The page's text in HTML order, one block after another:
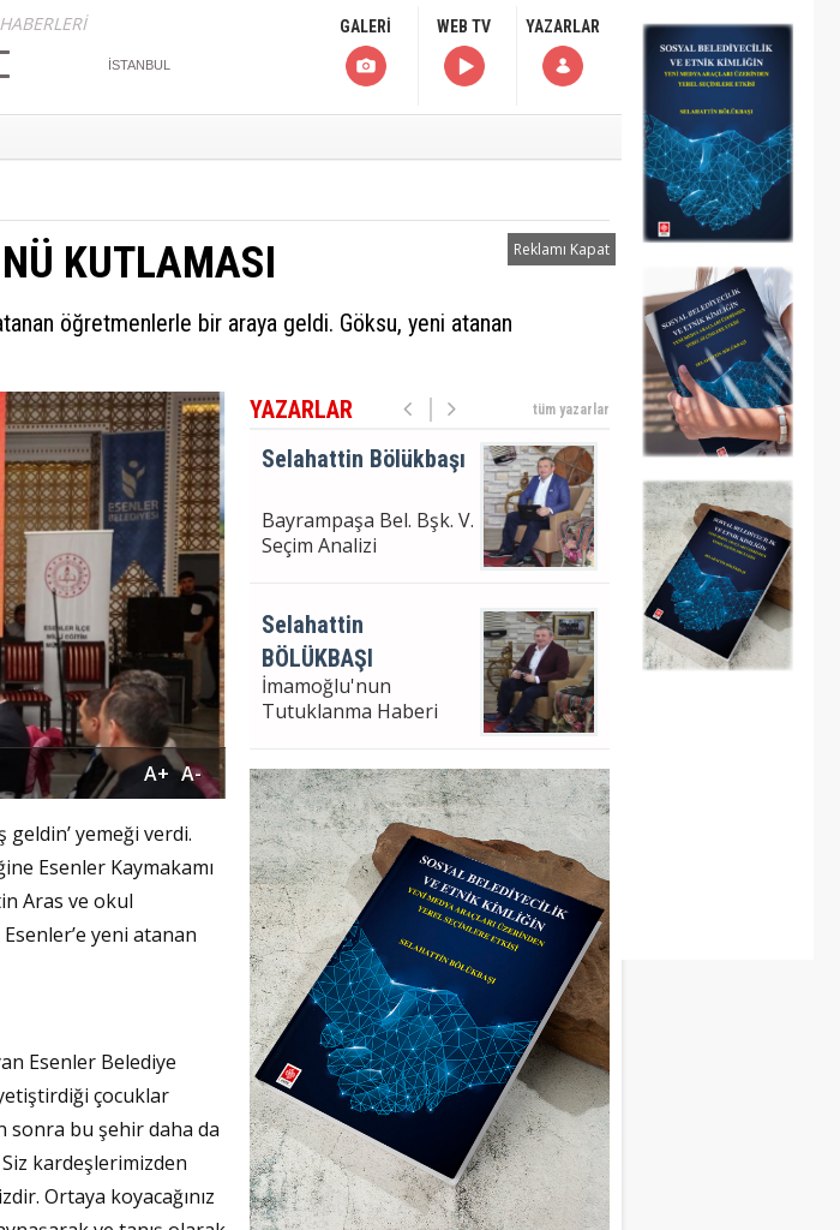
GALERİ WEB TV YAZARLAR
Reklamı Kapat
KUTLAMASI
öğretmenlerle bir araya geldi. Göksu, yeni atanan
A-
A+
geldin’ yemeği verdi.
Esenler Kaymakamı
Aras ve okul
yeni atanan
Esenler Belediye
çocuklar
sonra bu şehir daha da
kardeşlerimizden
Ortaya koyacağınız
YAZARLAR tüm yazarlar
İmamoğlu'nun
Tutuklanma Haberi
Seçim Analizi
BÖLÜKBAŞI
Bayrampaşa Bel. Bşk. V.
Seçim Analizi
Selahattin Bölükbaşı
İmamoğlu'nun
Tutuklanma Haberi
Selahattin
BÖLÜKBAŞI
Bayrampaşa Bel. Bşk. V.
Seçim Analizi
Selahattin Bölükbaşı